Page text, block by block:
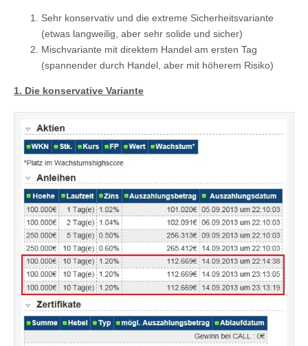
Sehr konservativ und die extreme Sicherheitsvariante
(etwas langweilig, aber sehr solide und sicher)
Mischvariante mit direktem Handel am ersten Tag
(spannender durch Handel, aber mit höherem Risiko)
1. Die konservative Variante